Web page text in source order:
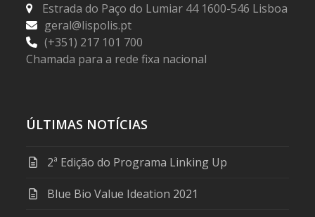
Estrada do Paço do Lumiar 44 1600-546 Lisboa
geral@lispolis.pt
(+351) 217 101 700
Chamada para a rede fixa nacional
ÚLTIMAS NOTÍCIAS
2ª Edição do Programa Linking Up
Blue Bio Value Ideation 2021